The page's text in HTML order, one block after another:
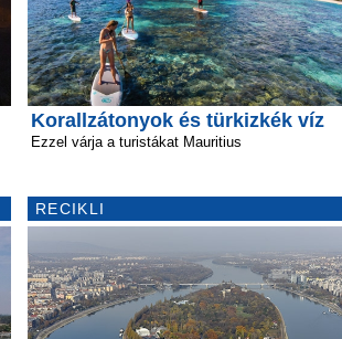
Korallzátonyok és türkizkék víz
Ezzel várja a turistákat Mauritius
RECIKLI